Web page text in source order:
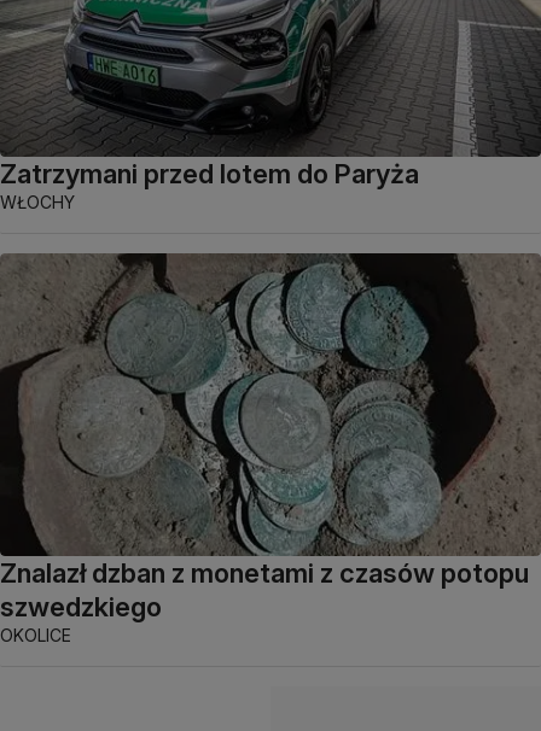
Zatrzymani przed lotem do Paryża
WŁOCHY
Znalazł dzban z monetami z czasów potopu
szwedzkiego
OKOLICE